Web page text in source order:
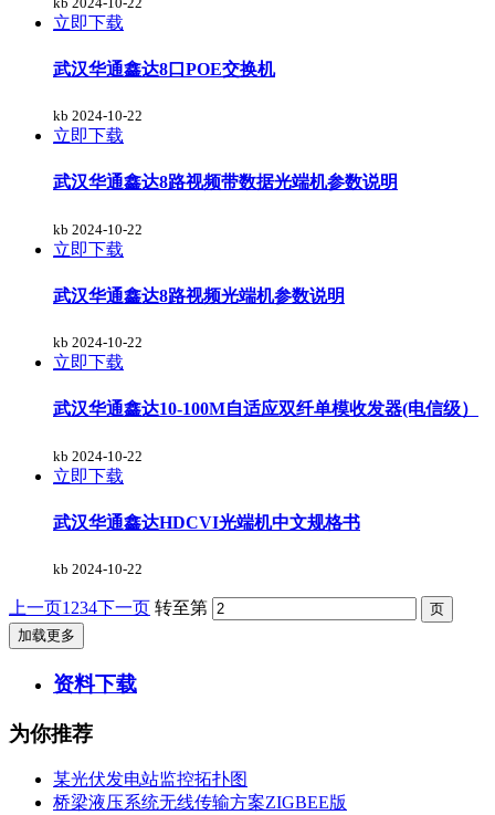
立即下载
武汉华通鑫达8口POE交换机
kb 2024-10-22
立即下载
武汉华通鑫达8路视频带数据光端机参数说明
kb 2024-10-22
立即下载
武汉华通鑫达8路视频光端机参数说明
kb 2024-10-22
立即下载
武汉华通鑫达10-100M自适应双纤单模收发器(电信级）
kb 2024-10-22
立即下载
武汉华通鑫达HDCVI光端机中文规格书
kb 2024-10-22
上一页1 234下一页 转至第
加载更多
资料下载
为你推荐
某光伏发电站监控拓扑图
桥梁液压系统无线传输方案ZIGBEE版